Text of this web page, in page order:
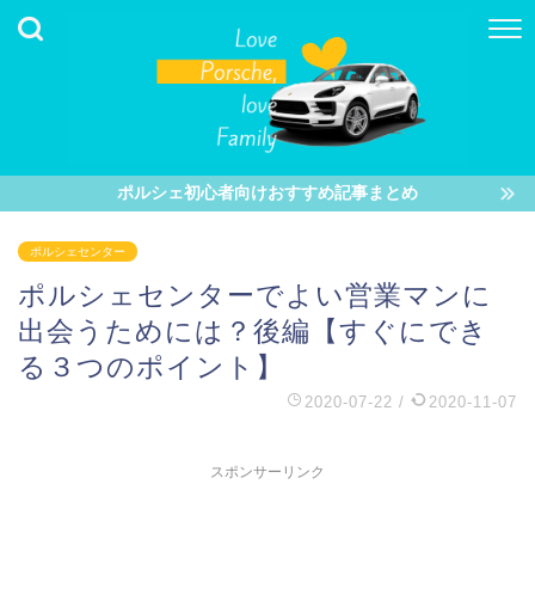
ポルシェ初心者向けおすすめ記事まとめ
ポルシェセンター
ポルシェセンターでよい営業マンに
出会うためには？後編【すぐにでき
る３つのポイント】
2020-07-22 / 2020-11-07
スポンサーリンク